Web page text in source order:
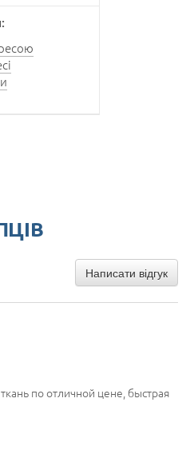
Написати відгук
по отличной цене, быстрая